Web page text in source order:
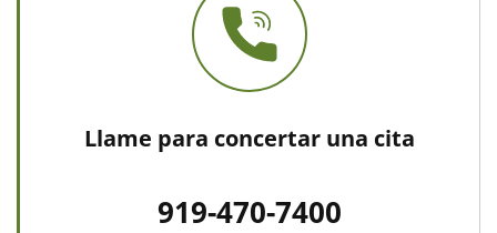
Llame para concertar una cita
919-470-7400